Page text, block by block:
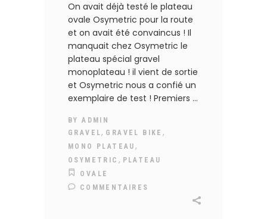
On avait déjà testé le plateau
ovale Osymetric pour la route
et on avait été convaincus ! Il
manquait chez Osymetric le
plateau spécial gravel
monoplateau ! il vient de sortie
et Osymetric nous a confié un
exemplaire de test ! Premiers
BYADMIN
GRAVEL, GRAVEL BIKE ,
MONO PLATEAU ,
OSYMETRIC , PLATEAU
OVALE
COMMENTAIRES